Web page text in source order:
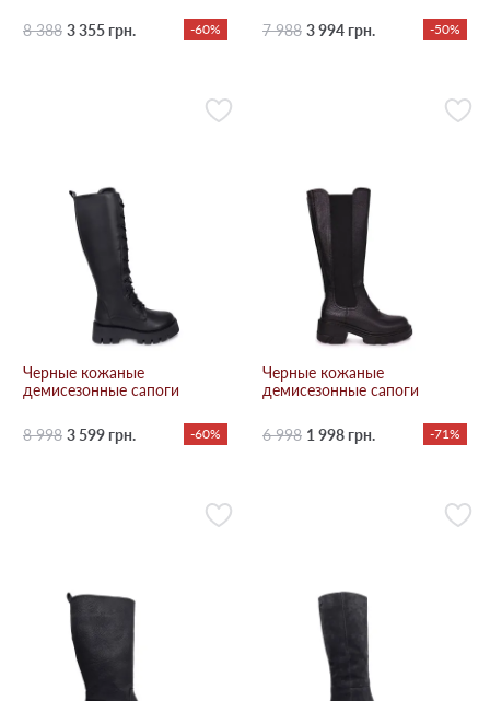
8 388 3 355 грн. -60% 7 988 3 994 грн. -50%
Черные кожаные
демисезонные сапоги
8 998 3 599 грн. -60%
Черные кожаные
демисезонные сапоги
6 998 1 998 грн. -71%